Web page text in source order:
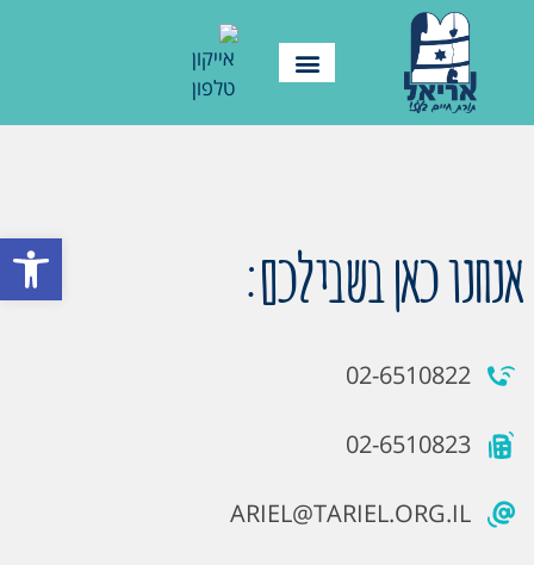
פתח אנחנו כאן בשבילכם:
02-6510822
02-6510823
ARIEL@TARIEL.ORG.IL